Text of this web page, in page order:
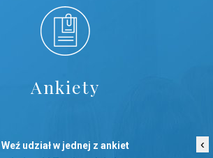
Ankiety
Weź udział w jednej z ankiet
‹